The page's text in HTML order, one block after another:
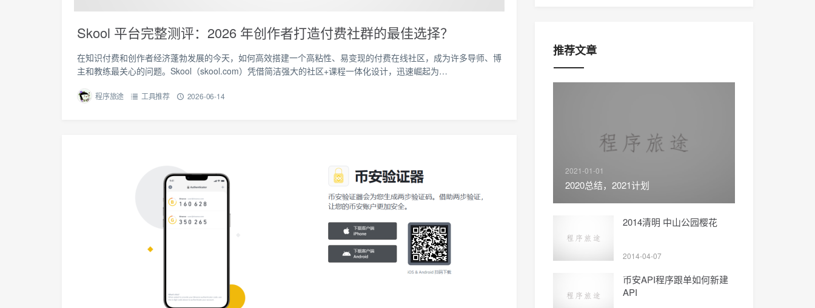
Skool 平台完整测评：2026 年创作者打造付费社群的最佳选择？
在知识付费和创作者经济蓬勃发展的今天，如何高效搭建一个高粘性、易变现的付费在线社区，成为许多导师、博
主和教练最关心的问题。Skool（skool.com）凭借简洁强大的社区+课程一体化设计，迅速崛起为…
程序旅途 工具推荐 2026-06-14
推荐文章
2021-01-01
2020总结，2021计划
2014清明 中山公园樱花
币安API程序跟单如何新建
API
2021-04-27